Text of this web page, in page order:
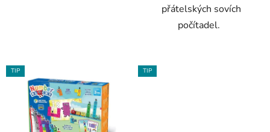
přátelských sovích
počítadel.
TIP TIP